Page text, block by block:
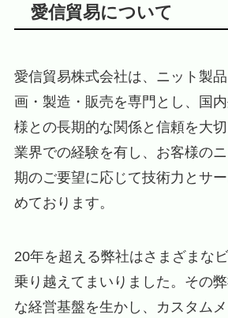
愛信貿易について
愛信貿易株式会社は、ニット製
画・製造・販売を専門とし、国
様との長期的な関係と信頼を大切
業界での経験を有し、お客様の
期のご要望に応じて技術力とサ
めております。
20年を超える弊社はさまざまな
乗り越えてまいりました。その
な経営基盤を生かし、カスタム